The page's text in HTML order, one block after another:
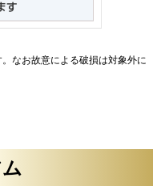
なお故意による破損は対象外に